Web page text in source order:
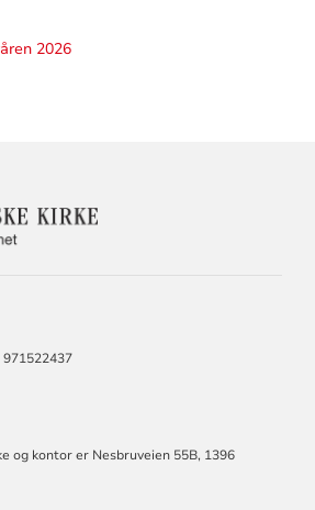
2026
KONTAKTINFORMASJON
og kontor er Nesbruveien 55B, 1396